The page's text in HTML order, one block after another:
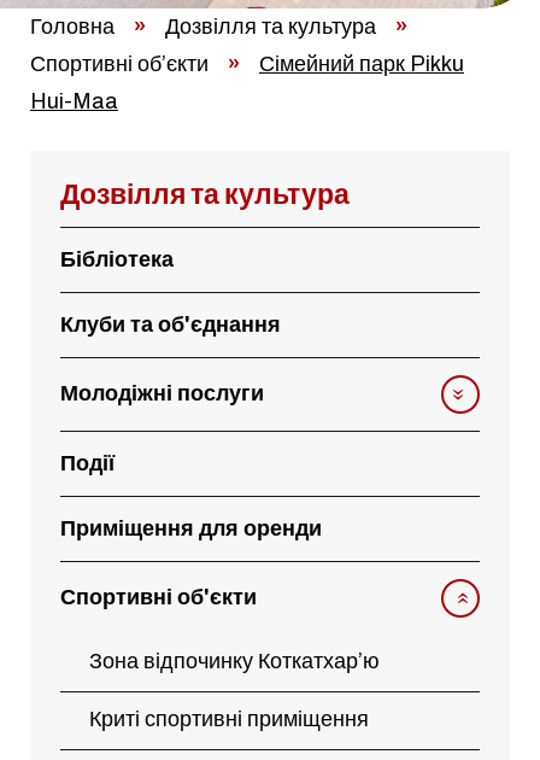
Головна » Дозвілля та культура
»
Спортивні об’єкти
»
Сімейний парк Pikku
Hui-Maa
Дозвілля та культура
Бібліотека
Клуби та об'єднання
Молодіжні послуги
Події
Приміщення для оренди
Спортивні об'єкти
Зона відпочинку Коткатхар’ю
Криті спортивні приміщення